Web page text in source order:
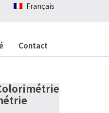
Français
Contact